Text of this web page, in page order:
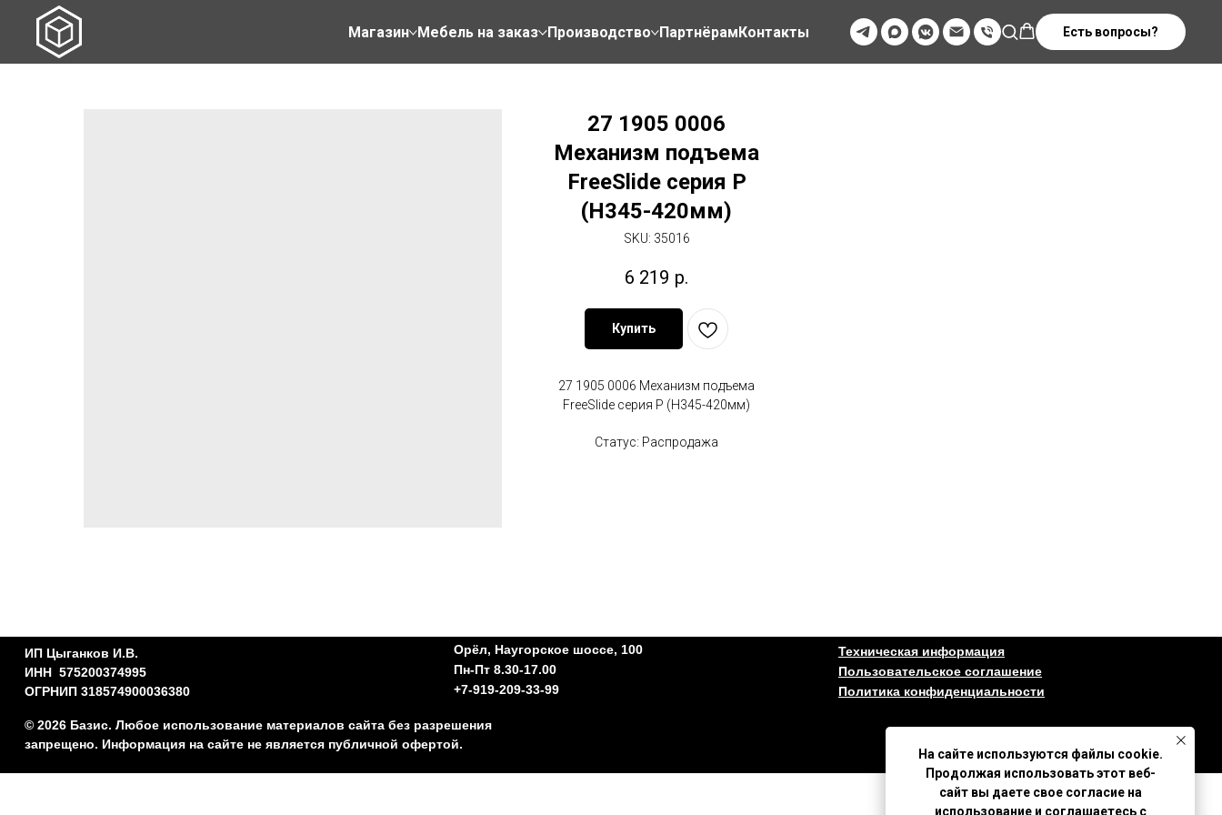
Магазин Мебель на заказ Производство ПартнёрамКонтакты Есть вопросы?
27 1905 0006
Механизм подъема
FreeSlide серия P
(H345-420мм)
SKU: 35016
6 219 р.
Купить
27 1905 0006 Механизм подъема
FreeSlide серия P (H345-420мм)
Статус: Распродажа
На сайте используются файлы cookie.
Продолжая использовать этот веб-
сайт вы даете свое согласие на
использование и соглашаетесь с
Политика конфиденциальности
Пользовательское соглашение
ИП Цыганков И.В.
ИНН 575200374995
ОГРНИП 318574900036380
© 2026 Базис. Любое использование материалов сайта без разрешения
запрещено. Информация на сайте не является публичной офертой.
Орёл, Наугорское шоссе, 100
Пн-Пт 8.30-17.00
+7-919-209-33-99
Техническая информация